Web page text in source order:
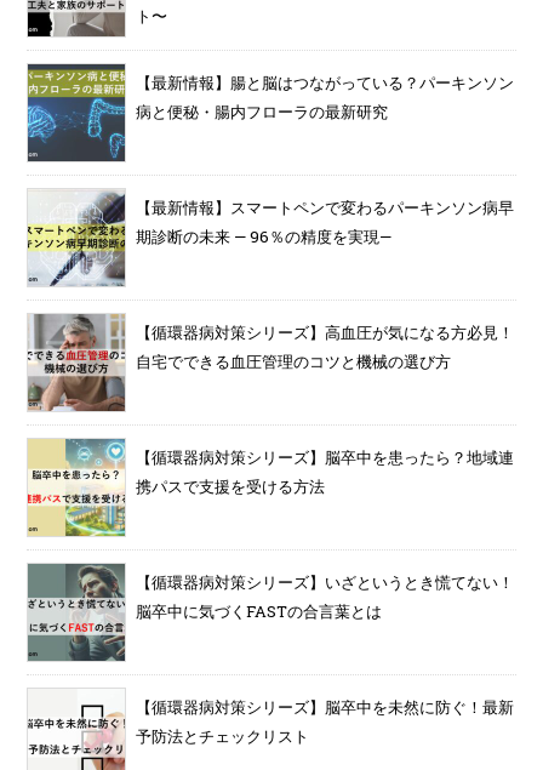
ト〜
【最新情報】腸と脳はつながっている？パーキンソン
病と便秘・腸内フローラの最新研究
【最新情報】スマートペンで変わるパーキンソン病早
期診断の未来 — 96％の精度を実現—
【循環器病対策シリーズ】高血圧が気になる方必見！
自宅でできる血圧管理のコツと機械の選び方
【循環器病対策シリーズ】脳卒中を患ったら？地域連
携パスで支援を受ける方法
【循環器病対策シリーズ】いざというとき慌てない！
脳卒中に気づくFASTの合言葉とは
【循環器病対策シリーズ】脳卒中を未然に防ぐ！最新
予防法とチェックリスト